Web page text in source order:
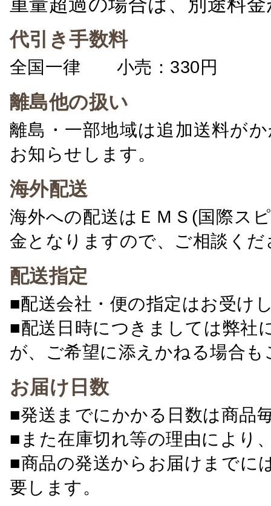
代引き手数料
全国一律 小売：330円 卸
離島他の扱い
離島・一部地域は追加送料が
お知らせします。
海外配送
海外への配送はＥＭＳ(国際ス
金となりますので、ご相談くだ
配送指定
■配送会社・便の指定はお受け
■配送日時につきましては弊社
が、ご希望に添えかねる場合
お届け日数
■発送までにかかる日数は商品
■また在庫切れ等の理由により
■商品の発送からお届けまでに
要します。